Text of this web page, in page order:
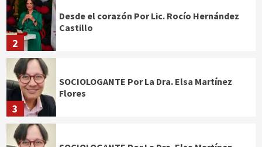
2
Desde el corazón Por Lic. Rocío Hernández
Castillo
3
SOCIOLOGANTE Por La Dra. Elsa Martínez
Flores